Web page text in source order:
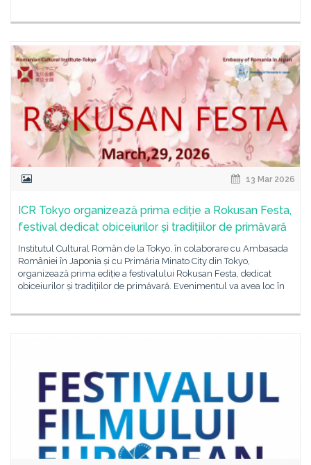
13 Mar 2026
ICR Tokyo organizează prima ediție a Rokusan Festa,
festival dedicat obiceiurilor și tradițiilor de primăvară
Institutul Cultural Român de la Tokyo, în colaborare cu Ambasada
României în Japonia și cu Primăria Minato City din Tokyo,
organizează prima ediție a festivalului Rokusan Festa, dedicat
obiceiurilor și tradițiilor de primăvară. Evenimentul va avea loc în